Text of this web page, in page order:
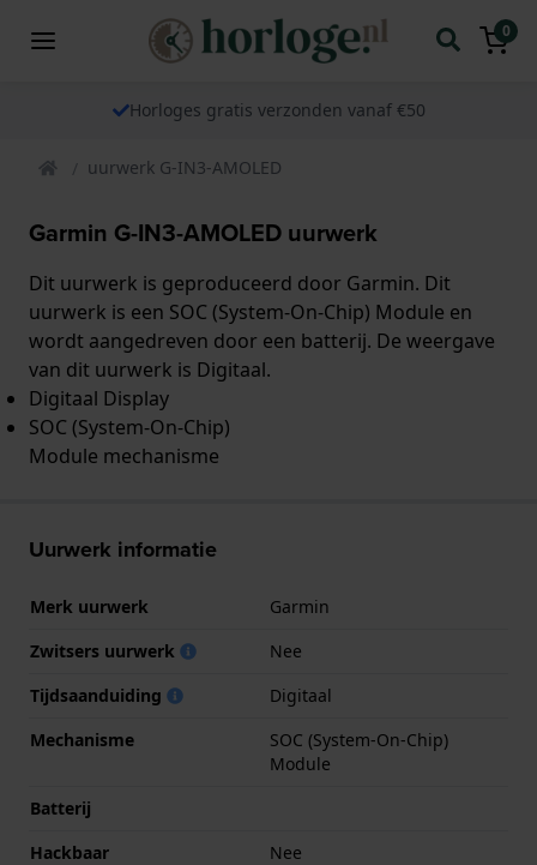
0
Horloges gratis verzonden vanaf €50
uurwerk G-IN3-AMOLED
Garmin G-IN3-AMOLED uurwerk
Dit uurwerk is geproduceerd door Garmin. Dit
uurwerk is een SOC (System-On-Chip) Module en
wordt aangedreven door een batterij. De weergave
van dit uurwerk is Digitaal.
Digitaal Display
SOC (System-On-Chip)
Module mechanisme
Uurwerk informatie
Merk uurwerk
Garmin
Zwitsers uurwerk
Nee
Tijdsaanduiding
Digitaal
Mechanisme
SOC (System-On-Chip)
Module
Batterij
Hackbaar
Nee